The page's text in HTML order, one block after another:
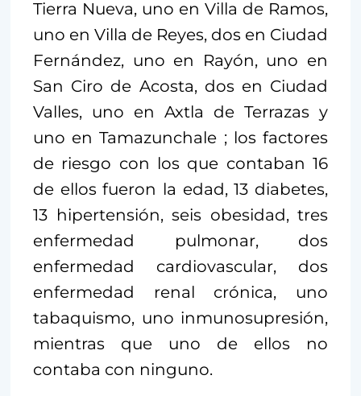
Tierra Nueva, uno en Villa de Ramos,
uno en Villa de Reyes, dos en Ciudad
Fernández, uno en Rayón, uno en
San Ciro de Acosta, dos en Ciudad
Valles, uno en Axtla de Terrazas y
uno en Tamazunchale ; los factores
de riesgo con los que contaban 16
de ellos fueron la edad, 13 diabetes,
13 hipertensión, seis obesidad, tres
enfermedad pulmonar, dos
enfermedad cardiovascular, dos
enfermedad renal crónica, uno
tabaquismo, uno inmunosupresión,
mientras que uno de ellos no
contaba con ninguno.